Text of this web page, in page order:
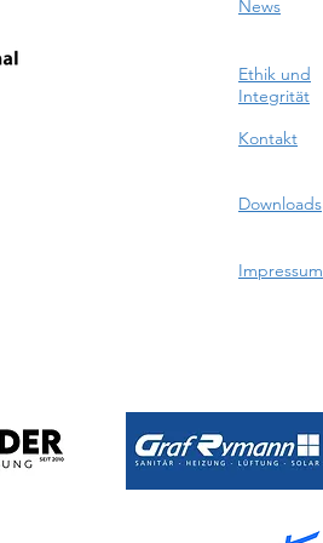
News
Ethik und
Integrität
Kontakt
Downloads
Impressum